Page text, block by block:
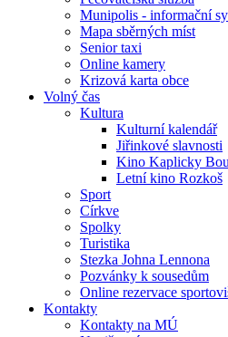
Munipolis - informační
Mapa sběrných míst
Senior taxi
Online kamery
Krizová karta obce
Volný čas
Kultura
Kulturní kalendář
Jiřinkové slavnosti
Kino Kaplicky
Letní kino Rozkoš
Sport
Církve
Spolky
Turistika
Stezka Johna Lennona
Pozvánky k sousedům
Online rezervace
Kontakty
Kontakty na MÚ